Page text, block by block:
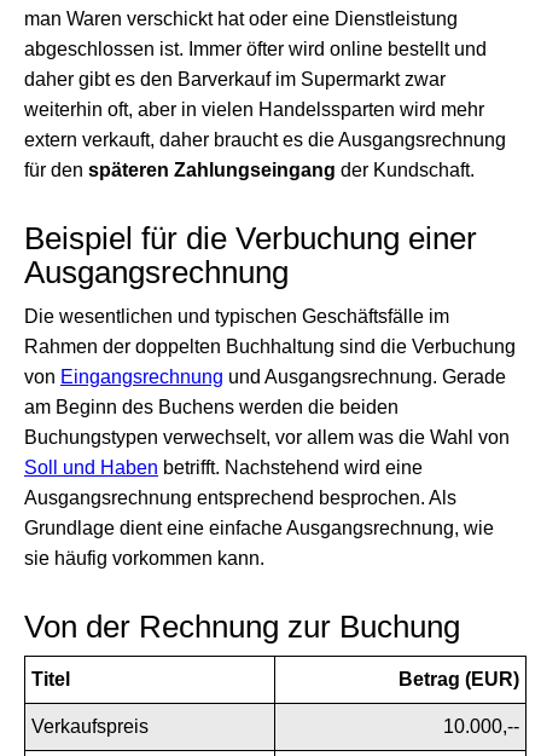
man Waren verschickt hat oder eine Dienstleistung
abgeschlossen ist. Immer öfter wird online bestellt und
daher gibt es den Barverkauf im Supermarkt zwar
weiterhin oft, aber in vielen Handelssparten wird mehr
extern verkauft, daher braucht es die Ausgangsrechnung
für den späteren Zahlungseingang der Kundschaft.
Beispiel für die Verbuchung einer
Ausgangsrechnung
Die wesentlichen und typischen Geschäftsfälle im
Rahmen der doppelten Buchhaltung sind die Verbuchung
von Eingangsrechnung und Ausgangsrechnung. Gerade
am Beginn des Buchens werden die beiden
Buchungstypen verwechselt, vor allem was die Wahl von
Soll und Haben betrifft. Nachstehend wird eine
Ausgangsrechnung entsprechend besprochen. Als
Grundlage dient eine einfache Ausgangsrechnung, wie
sie häufig vorkommen kann.
Von der Rechnung zur Buchung
Titel Betrag (EUR)
Verkaufspreis 10.000,--